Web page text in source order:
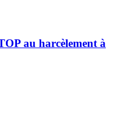
au harcèlement à